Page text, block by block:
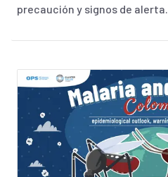
precaución y signos de alerta.